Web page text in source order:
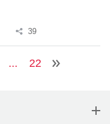
39
... 22